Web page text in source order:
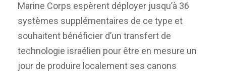
Marine Corps espèrent déployer jusqu’à 36
systèmes supplémentaires de ce type et
souhaitent bénéficier d’un transfert de
technologie israélien pour être en mesure un
jour de produire localement ses canons